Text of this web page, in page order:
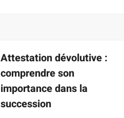
Attestation dévolutive :
comprendre son
importance dans la
succession